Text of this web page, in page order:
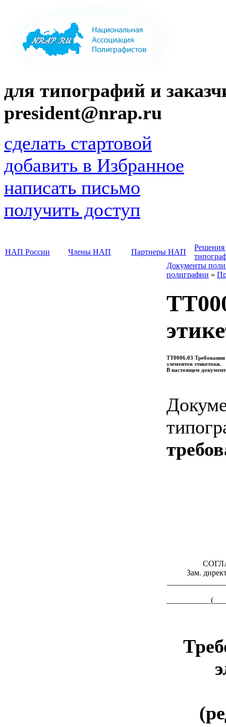
для типографий и
president@nrap.ru
сделать стартовой
добавить в Избранное
написать письмо
получить доступ
НАП России Члены НАП Партнеры НАП
Решения
Документы
полиграфии »
ТТ0006.03
элементов этикетоки.
В настоящем
Зам.